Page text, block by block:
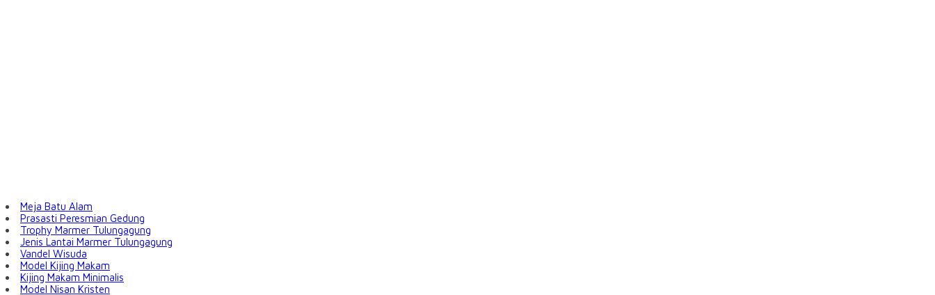
Meja Batu Alam
Prasasti Peresmian Gedung
Trophy Marmer Tulungagung
Jenis Lantai Marmer Tulungagung
Vandel Wisuda
Model Kijing Makam
Kijing Makam Minimalis
Model Nisan Kristen